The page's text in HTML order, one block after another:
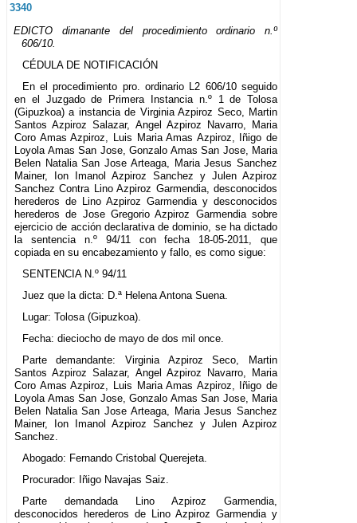
3340
EDICTO dimanante del procedimiento ordinario n.º
606/10.
CÉDULA DE NOTIFICACIÓN
En el procedimiento pro. ordinario L2 606/10 seguido
en el Juzgado de Primera Instancia n.º 1 de Tolosa
(Gipuzkoa) a instancia de Virginia Azpiroz Seco, Martin
Santos Azpiroz Salazar, Angel Azpiroz Navarro, Maria
Coro Amas Azpiroz, Luis Maria Amas Azpiroz, Iñigo de
Loyola Amas San Jose, Gonzalo Amas San Jose, Maria
Belen Natalia San Jose Arteaga, Maria Jesus Sanchez
Mainer, Ion Imanol Azpiroz Sanchez y Julen Azpiroz
Sanchez Contra Lino Azpiroz Garmendia, desconocidos
herederos de Lino Azpiroz Garmendia y desconocidos
herederos de Jose Gregorio Azpiroz Garmendia sobre
ejercicio de acción declarativa de dominio, se ha dictado
la sentencia n.º 94/11 con fecha 18-05-2011, que
copiada en su encabezamiento y fallo, es como sigue:
SENTENCIA N.º 94/11
Juez que la dicta: D.ª Helena Antona Suena.
Lugar: Tolosa (Gipuzkoa).
Fecha: dieciocho de mayo de dos mil once.
Parte demandante: Virginia Azpiroz Seco, Martin
Santos Azpiroz Salazar, Angel Azpiroz Navarro, Maria
Coro Amas Azpiroz, Luis Maria Amas Azpiroz, Iñigo de
Loyola Amas San Jose, Gonzalo Amas San Jose, Maria
Belen Natalia San Jose Arteaga, Maria Jesus Sanchez
Mainer, Ion Imanol Azpiroz Sanchez y Julen Azpiroz
Sanchez.
Abogado: Fernando Cristobal Querejeta.
Procurador: Iñigo Navajas Saiz.
Parte demandada Lino Azpiroz Garmendia,
desconocidos herederos de Lino Azpiroz Garmendia y